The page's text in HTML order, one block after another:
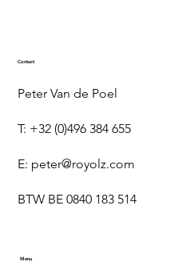
Contact
Peter Van de Poel
T: +32 (0)496 384 655
E: peter@royolz.com
BTW BE 0840 183 514
Menu